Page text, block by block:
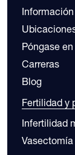
Póngase
Carreras
Blog
Fertilidad y
Infertilidad
Vasectomía